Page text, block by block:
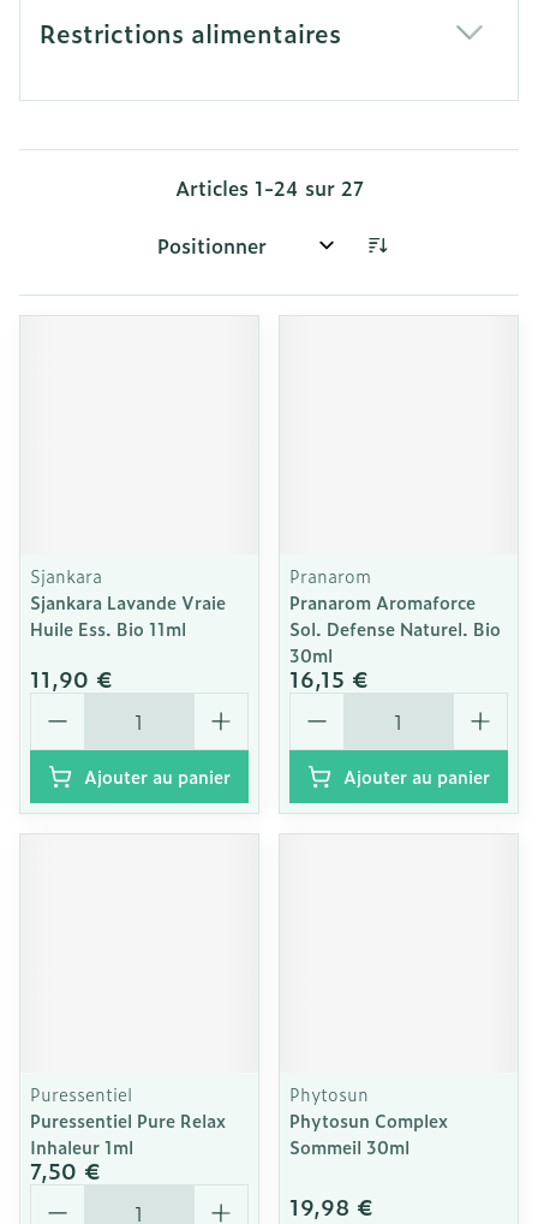
Restrictions alimentaires
Articles 1-24 sur 27
Trier par:
Sjankara
Sjankara Lavande Vraie
Huile Ess. Bio 11ml
11,90 €
Quantité
Ajouter au panier
Pranarom
Pranarom Aromaforce
Sol. Defense Naturel. Bio
30ml
16,15 €
Quantité
Ajouter au panier
Puressentiel
Puressentiel Pure Relax
Inhaleur 1ml
7,50 €
Quantité
Phytosun
Phytosun Complex
Sommeil 30ml
19,98 €